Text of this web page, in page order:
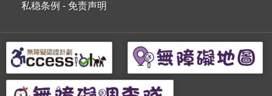
私稳条例 - 免责声明